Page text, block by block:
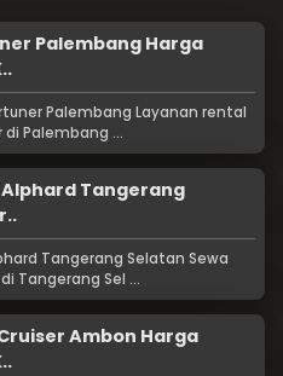
Palembang Harga
Palembang Layanan rental
Palembang ...
Alphard Tangerang
Tangerang Selatan Sewa
Tangerang Sel ...
Ambon Harga